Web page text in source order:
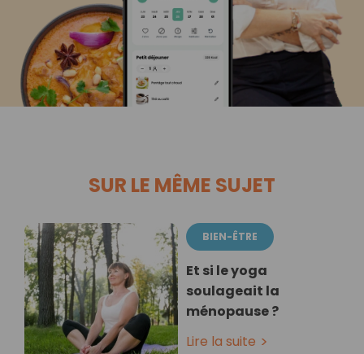
SUR LE MÊME SUJET
BIEN-ÊTRE
Et si le yoga
soulageait la
ménopause ?
Lire la suite